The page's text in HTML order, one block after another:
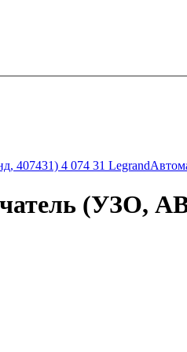
407431) 4 074 31 Legrand
(УЗО,